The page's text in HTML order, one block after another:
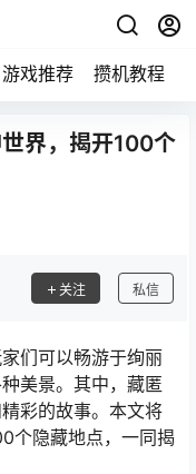
游戏推荐 攒机教程
界，揭开100个
关注 私信
们可以畅游于绚丽
美景。其中，藏匿
彩的故事。本文将
个隐藏地点，一同揭